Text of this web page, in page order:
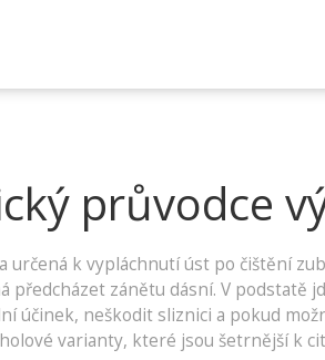
průvodce
určená k vypláchnutí úst po čištění
předcházet zánětu dásní. V podstatě
účinek, neškodit sliznici a pokud
varianty, které jsou šetrnější k